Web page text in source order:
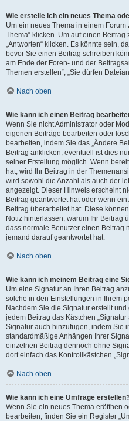
Wie erstelle ich ein neues Thema
Um ein neues Thema in einem
Thema“ klicken. Um auf einen
„Antworten“ klicken. Es könnte sein,
bevor Sie einen Beitrag schreiben
am Ende der Foren- und der
Themen erstellen“, „Sie dürfen
Nach oben
Wie kann ich einen Beitrag
Wenn Sie nicht Administrator oder
eigenen Beiträge bearbeiten oder
bearbeiten, indem Sie das „Ändere
Beitrag anklicken; eventuell ist dies
seiner Erstellung möglich. Wenn
hat, wird Ihr Beitrag in der
wird sowohl die Anzahl als auch der
angezeigt. Dieser Hinweis erscheint
Beitrag geantwortet hat oder wenn
Beitrag überarbeitet hat. Diese
Notiz hinterlassen, warum Ihr Beitrag
dass normale Benutzer einen Beitrag
jemand darauf geantwortet hat.
Nach oben
Wie kann ich meinem Beitrag eine
Um eine Signatur an Ihren Beitrag
solche in den Einstellungen in Ihrem
Nachdem Sie die Signatur erstellt
jedem Beitrag das Kästchen
Signatur auch hinzufügen, indem Sie
standardmäßige Anhängen Ihrer
einzelnen Beitrag dennoch ohne
dort einfach das Kontrollkästchen
Nach oben
Wie kann ich eine Umfrage
Wenn Sie ein neues Thema eröffnen
bearbeiten, finden Sie ein Register